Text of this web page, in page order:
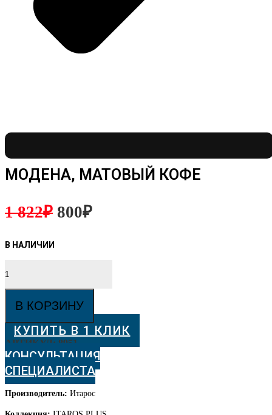
МОДЕНА, МАТОВЫЙ КОФЕ
1 822₽ 800₽
товара
Модена,
кофеВ КОРЗИНУ
КУПИТЬ В 1 КЛИК
АРТИКУЛ: 8951
КОНСУЛЬТАЦИЯ
СПЕЦИАЛИСТА
Производитель: Итарос